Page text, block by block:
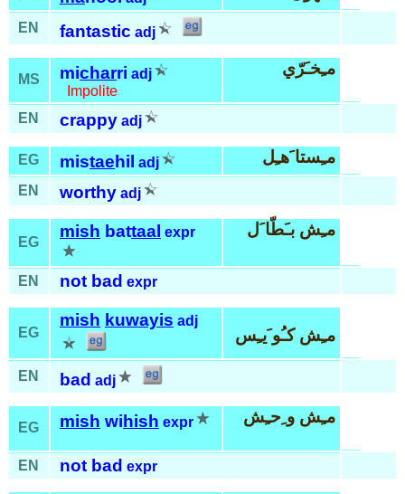
EN fantastic adj
MS micharri adj
Impolite
مـِخـَرّي
EN crappy adj
EG mistaehil adj مـِستا َهـِل
EN worthy adj
EG
mish battaal expr مـِش بـَطّا َل
EN not bad expr
EG
mish kuwayis adj
مـِش كـُو َيـِس
EN bad adj
EG mish wihish expr مـِش و ِحـِش
EN not bad expr